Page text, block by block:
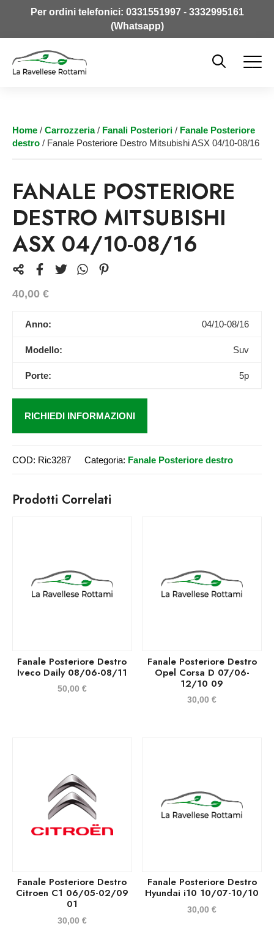
Per ordini telefonici: 0331551997- 3332995161
(Whatsapp)
Home / Carrozzeria/ Fanali Posteriori / Fanale Posteriore
destro / Fanale Posteriore Destro Mitsubishi ASX 04/10-08/16
FANALE POSTERIORE
DESTRO MITSUBISHI
ASX 04/10-08/16
40,00 €
Anno: 04/10-08/16
Modello: Suv
Porte: 5p
RICHIEDI INFORMAZIONI
COD: Ric3287 Categoria: Fanale Posteriore destro
Prodotti Correlati
Fanale Posteriore Destro
Iveco Daily 08/06-08/11
50,00 €
Fanale Posteriore Destro
Opel Corsa D 07/06-
12/10 09
30,00€
Fanale Posteriore Destro
Citroen C1 06/05-02/09
01
30,00 €
Fanale Posteriore Destro
Hyundai i10 10/07-10/10
30,00€